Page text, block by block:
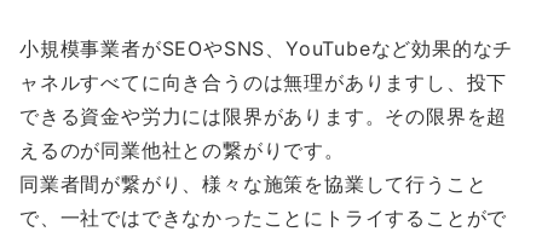
小規模事業者がSEOやSNS、YouTubeなど効果的なチ
ャネルすべてに向き合うのは無理がありますし、投下
できる資金や労力には限界があります。その限界を超
えるのが同業他社との繋がりです。
同業者間が繋がり、様々な施策を協業して行うこと
で、一社ではできなかったことにトライすることがで